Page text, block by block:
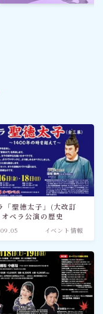
「聖徳太子」(大改訂
ペラ公演の歴史
イベント情報